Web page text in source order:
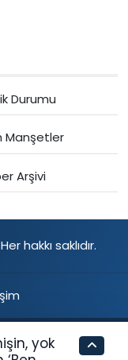
Durumu
Manşetler
Arşivi
hakkı saklıdır.
yok